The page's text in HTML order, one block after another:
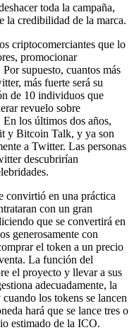
toda la campaña,
la credibilidad de la marca.
criptocomerciantes que lo
promocionar
supuesto, cuantos más
más fuerte será su
de 10 individuos que
revuelo sobre
los últimos dos años,
y Bitcoin Talk, y ya son
a Twitter. Las personas
descubrirían
convirtió en una práctica
con un gran
que se convertirá en
generosamente con
el token a un precio
La función del
el proyecto y llevar a sus
adecuadamente, la
los tokens se lancen
hará que se lance tres o
estimado de la ICO.